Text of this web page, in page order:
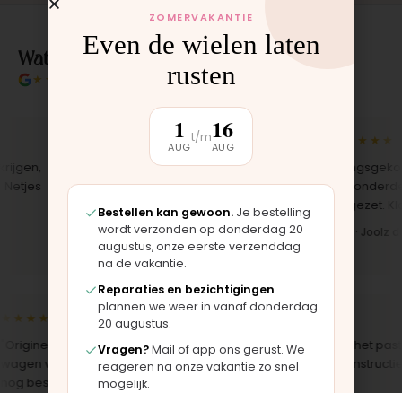
Wat klanten over ons zeggen
★★★★★ 4.9/5 klantbeoordeling
"Bekleding zelf vervangen met de
set, zag er meteen weer als nieuw
uit. Duidelijk origineel spul."
Iris · Bugaboo bekleding
★★★★★
het
opgezet.
Bas · Joolz
onderdeel voor een
van 10 jaar oud. Top dat dit
bestaat."
"Snelle levering en het paste
perfect. Montage-
ZOMERVAKANTIE
Even de wielen laten
rusten
1
AUG
t/m16
AUG
Bestellen kan gewoon. Je bestelling
wordt verzonden op donderdag 20
augustus, onze eerste verzenddag
na de vakantie.
Reparaties en bezichtigingen
plannen we weer in vanaf donderdag
20 augustus.
Vragen?Mail of app ons gerust. We
reageren na onze vakantie zo snel
mogelijk.